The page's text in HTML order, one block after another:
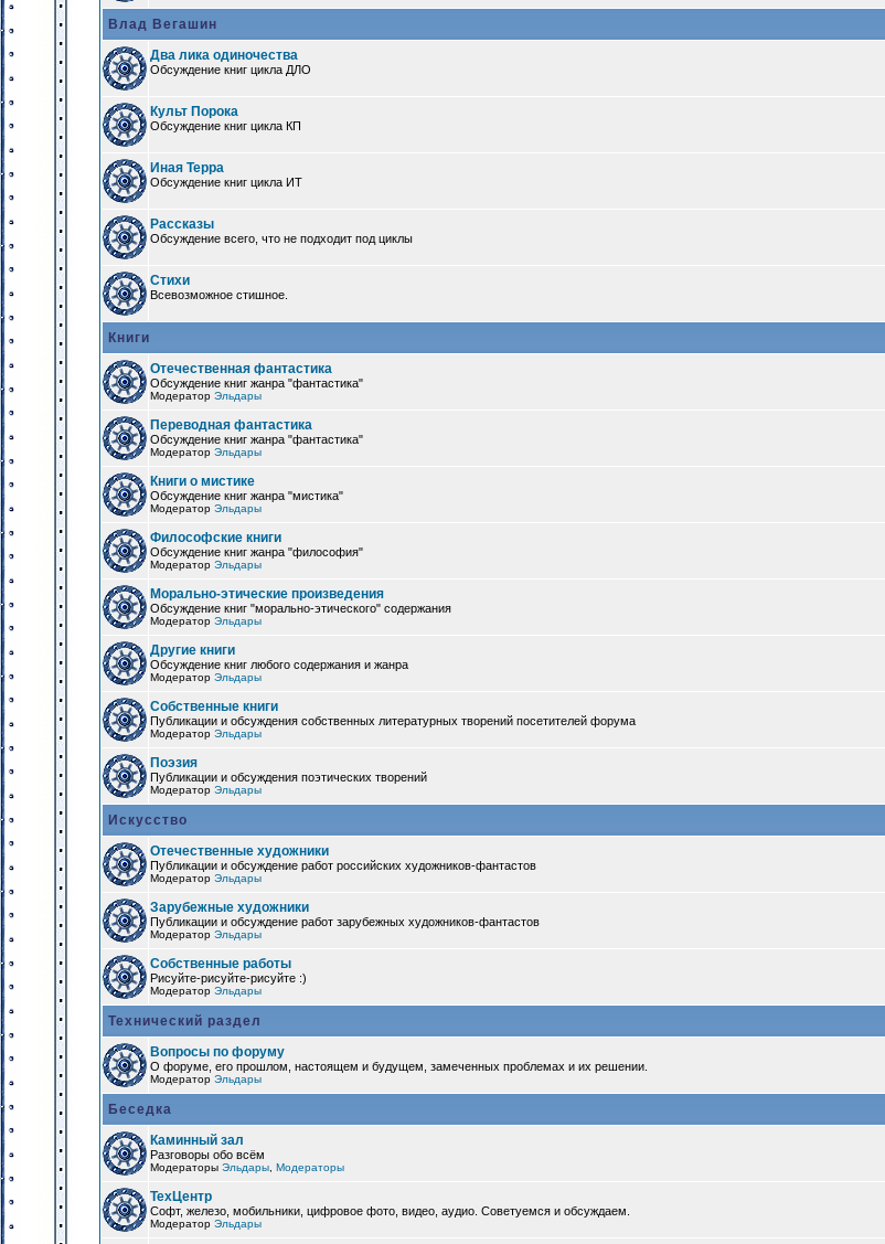
Влад Вегашин
Два лика одиночества
Обсуждение книг цикла ДЛО
Культ Порока
Обсуждение книг цикла КП
Иная Терра
Обсуждение книг цикла ИТ
Рассказы
Обсуждение всего, что не подходит под циклы
Стихи
Всевозможное стишное.
Книги
Отечественная фантастика
Обсуждение книг жанра "фантастика"
Модератор Эльдары
Переводная фантастика
Обсуждение книг жанра "фантастика"
Модератор Эльдары
Книги о мистике
Обсуждение книг жанра "мистика"
Модератор Эльдары
Философские книги
Обсуждение книг жанра "философия"
Модератор Эльдары
Морально-этические произведения
Обсуждение книг "морально-этического" содержания
Модератор Эльдары
Другие книги
Обсуждение книг любого содержания и жанра
Модератор Эльдары
Собственные книги
Публикации и обсуждения собственных литературных творений посетителей форума
Модератор Эльдары
Поэзия
Публикации и обсуждения поэтических творений
Модератор Эльдары
Искусство
Отечественные художники
Публикации и обсуждение работ российских художников-фантастов
Модератор Эльдары
Зарубежные художники
Публикации и обсуждение работ зарубежных художников-фантастов
Модератор Эльдары
Собственные работы
Рисуйте-рисуйте-рисуйте :)
Модератор Эльдары
Технический раздел
Вопросы по форуму
О форуме, его прошлом, настоящем и будущем, замеченных проблемах и их решении.
Модератор Эльдары
Беседка
Каминный зал
Разговоры обо всём
Модераторы Эльдары Модераторы
ТехЦентр
Софт, железо, мобильники, цифровое фото, видео, аудио. Советуемся и обсуждаем.
Модератор Эльдары